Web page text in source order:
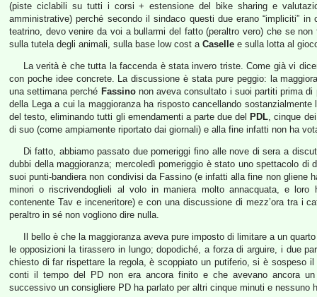
(piste ciclabili su tutti i corsi + estensione del bike sharing e
amministrative) perché secondo il sindaco questi due erano “impliciti”
teatrino, devo venire da voi a bullarmi del fatto (peraltro vero) che se
sulla tutela degli animali, sulla base low cost a Caselle e sulla lotta al
La verità è che tutta la faccenda è stata invero triste. Come già vi
con poche idee concrete. La discussione è stata pure peggio: la
una settimana perché Fassinonon aveva consultato i suoi partiti prima di
della Lega a cui la maggioranza ha risposto cancellando
del testo, eliminando tutti gli emendamenti a parte due del PDL, cinque
di suo (come ampiamente riportato dai giornali) e alla fine infatti non ha
Di fatto, abbiamo passato due pomeriggi fino alle nove di sera a
dubbi della maggioranza; mercoledì pomeriggio è stato uno spettacolo
suoi punti-bandiera non condivisi da Fassino (e infatti alla fine non gliene
minori o riscrivendoglieli al volo in maniera molto annacquata, e loro
contenente Tav e inceneritore) e con una discussione di mezz’ora tra i
peraltro in sé non vogliono dire nulla.
Il bello è che la maggioranza aveva pure imposto di limitare a un
le opposizioni la tirassero in lungo; dopodiché, a forza di arguire, i due
chiesto di far rispettare la regola, è scoppiato un putiferio, si è sospeso
conti il tempo del PD non era ancora finito e che avevano ancora
successivo un consigliere PD ha parlato per altri cinque minuti e nessuno